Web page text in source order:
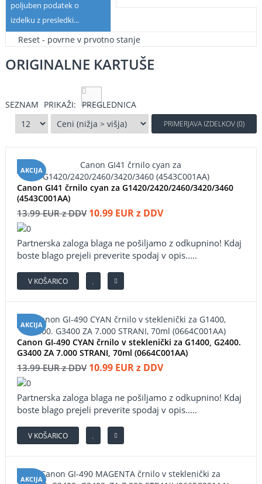
poljuben podatek o
izdelku z presledki...
Reset - povrne v prvotno stanje
ORIGINALNE KARTUŠE
SEZNAM PRIKAŽI: PREGLEDNICA
PRIMERJAVA IZDELKOV (0)
AKCIJA
Canon GI41 črnilo cyan za G1420/2420/2460/3420/3460
(4543C001AA)
13.99 EUR z DDV 10.99 EUR z DDV
Partnerska zaloga blaga ne pošiljamo z odkupnino! ​Kdaj
boste blago prejeli preverite spodaj v opis.....
V KOŠARICO
AKCIJA
Canon GI-490 CYAN črnilo v steklenički za G1400, G2400.
G3400 ZA 7.000 STRANI, 70ml (0664C001AA)
13.99 EUR z DDV 10.99 EUR z DDV
Partnerska zaloga blaga ne pošiljamo z odkupnino! ​Kdaj
boste blago prejeli preverite spodaj v opis.....
V KOŠARICO
AKCIJA